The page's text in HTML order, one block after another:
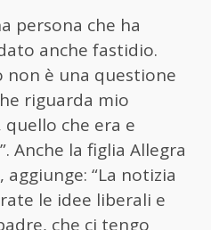
persona che ha
anche fastidio.
non è una questione
riguarda mio
che era e
Anche la figlia Allegra
“La notizia
le idee liberali e
che ci tengo